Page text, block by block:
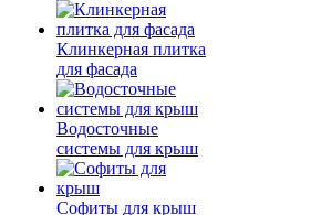
Клинкерная плитка
для фасада
Водосточные
системы для крыш
Софиты для крыш